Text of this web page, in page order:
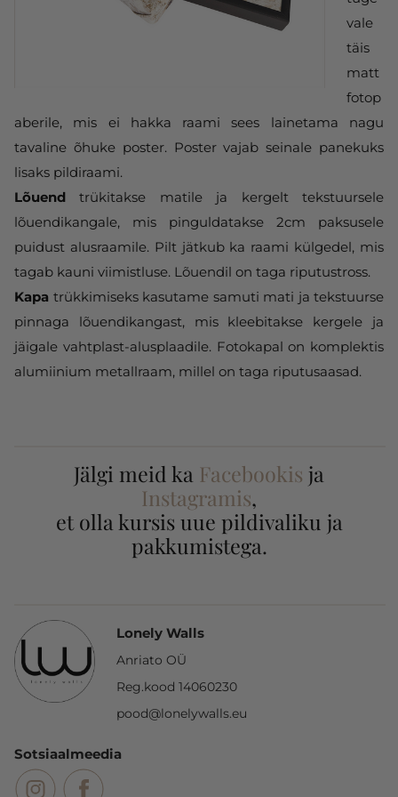
vale
täis
matt
fotop
aberile, mis ei hakka raami sees lainetama nagu
tavaline õhuke poster. Poster vajab seinale panekuks
lisaks pildiraami.
Lõuend trükitakse matile ja kergelt tekstuursele
lõuendikangale, mis pinguldatakse 2cm paksusele
puidust alusraamile. Pilt jätkub ka raami külgedel, mis
tagab kauni viimistluse. Lõuendil on taga riputustross.
Kapa trükkimiseks kasutame samuti mati ja tekstuurse
pinnaga lõuendikangast, mis kleebitakse kergele ja
jäigale vahtplast-alusplaadile. Fotokapal on komplektis
alumiinium metallraam, millel on taga riputusaasad.
Jälgi meid ka Facebookis ja
Instagramis,
et olla kursis uue pildivaliku ja
pakkumistega.
Lonely Walls
Anriato OÜ
Reg.kood 14060230
pood@lonelywalls.eu
Sotsiaalmeedia